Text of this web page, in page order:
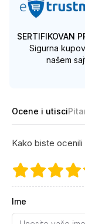
SERTIFIKOVAN
Sigurna
našem
Ocene i utisci
Kako biste ocenili
Ime